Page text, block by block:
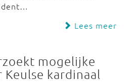
Lees meer
mogelijke
kardinaal